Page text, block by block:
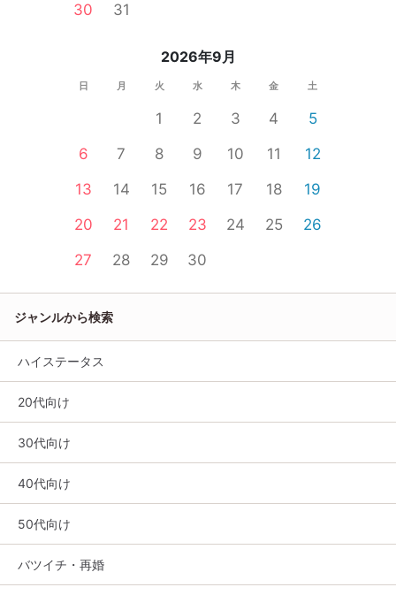
30
31
2026年9月
日 月 火 水 木 金 土
1 2 3 4
5
6
7 8 9 10 11
12
13
14 15 16 17 18
19
20
21 22 23 24 25
26
27
28 29 30
ジャンルから検索
ハイステータス
20代向け
30代向け
40代向け
50代向け
バツイチ・再婚